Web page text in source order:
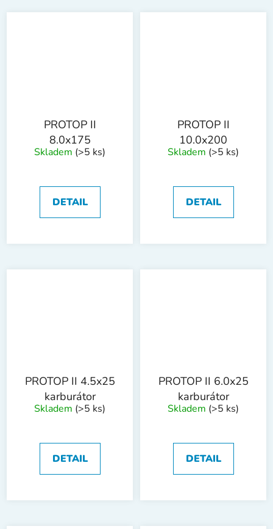
PROTOP II
8.0x175
Skladem (>5 ks)
DETAIL
PROTOP II
10.0x200
Skladem (>5 ks)
DETAIL
PROTOP II 4.5x25
karburátor
Skladem (>5 ks)
DETAIL
PROTOP II 6.0x25
karburátor
Skladem (>5 ks)
DETAIL